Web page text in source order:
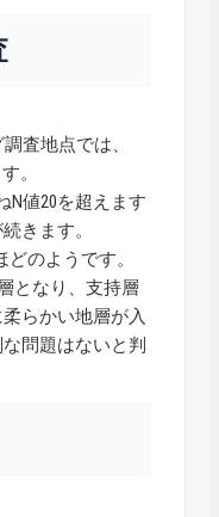
査地点では、
。
N値20を超えます
きます。
どのようです。
となり、支持層
らかい地層が入
問題はないと判